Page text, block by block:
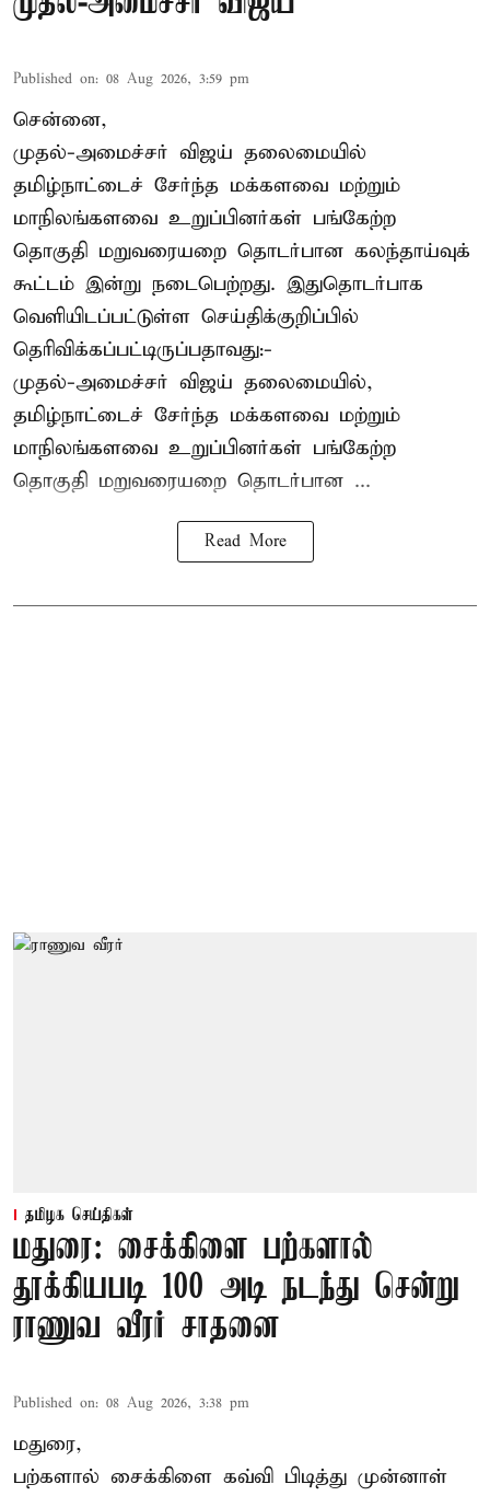
Published on: 08 Aug 2026, 3:59 pm
சென்னை,
முதல்-அமைச்சர் விஜய் தலைமையில்
தமிழ்நாட்டைச் சேர்ந்த மக்களவை மற்றும்
மாநிலங்களவை உறுப்பினர்கள் பங்கேற்ற
தொகுதி மறுவரையறை தொடர்பான கலந்தாய்வுக்
கூட்டம் இன்று நடைபெற்றது. இதுதொடர்பாக
வெளியிடப்பட்டுள்ள செய்திக்குறிப்பில்
தெரிவிக்கப்பட்டிருப்பதாவது:-
முதல்-அமைச்சர் விஜய் தலைமையில்,
தமிழ்நாட்டைச் சேர்ந்த மக்களவை மற்றும்
மாநிலங்களவை உறுப்பினர்கள் பங்கேற்ற
தொகுதி மறுவரையறை தொடர்பான ...
Read More
தமிழக செய்திகள்
மதுரை: சைக்கிளை பற்களால்
தூக்கியபடி 100 அடி நடந்து சென்று
ராணுவ வீரர் சாதனை
Published on: 08 Aug 2026, 3:38 pm
மதுரை,
பற்களால் சைக்கிளை கவ்வி பிடித்து முன்னாள்